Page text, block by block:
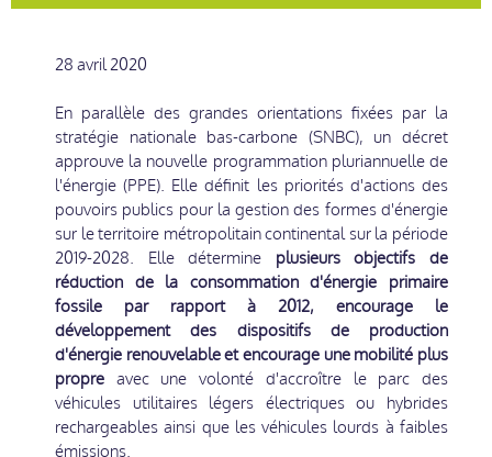
28 avril 2020
En parallèle des grandes orientations fixées par la
stratégie nationale bas-carbone (SNBC), un décret
approuve la nouvelle programmation pluriannuelle de
l'énergie (PPE). Elle définit les priorités d'actions des
pouvoirs publics pour la gestion des formes d'énergie
sur le territoire métropolitain continental sur la période
2019-2028. Elle détermine plusieurs objectifs de
réduction de la consommation d'énergie primaire
fossile par rapport à 2012, encourage le
développement des dispositifs de production
d'énergie renouvelable et encourage une mobilité plus
propre avec une volonté d'accroître le parc des
véhicules utilitaires légers électriques ou hybrides
rechargeables ainsi que les véhicules lourds à faibles
émissions.